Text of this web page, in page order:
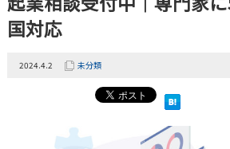
国対応
2024.4.2 未分類